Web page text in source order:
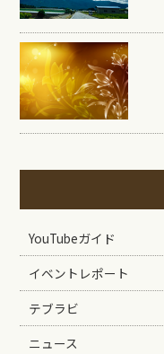
YouTubeガイド
イベントレポート
テブラビ
ニュース